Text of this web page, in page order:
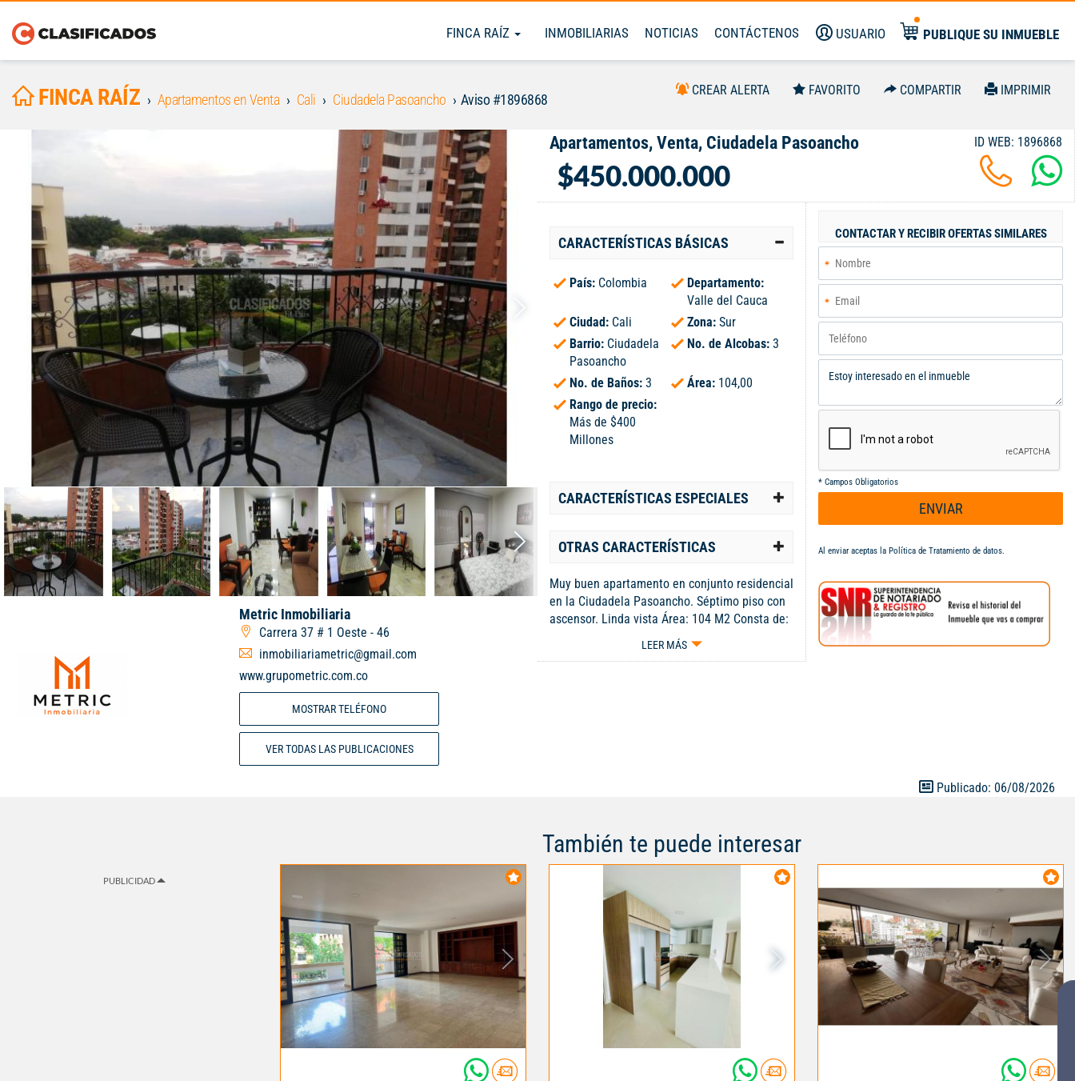
FINCA RAÍZ INMOBILIARIAS NOTICIAS CONTÁCTENOS USUARIO PUBLIQUE SU INMUEBLE
FINCA RAÍZ Apartamentos en Venta Cali Ciudadela Pasoancho Aviso #1896868
CREAR ALERTA FAVORITO COMPARTIR IMPRIMIR
Metric Inmobiliaria
Carrera 37 # 1 Oeste - 46
inmobiliariametric@gmail.com
www.grupometric.com.co
MOSTRAR TELÉFONO
VER TODAS LAS PUBLICACIONES
Apartamentos, Venta, Ciudadela Pasoancho
$450.000.000
ID WEB: 1896868
CARACTERÍSTICAS BÁSICAS
País: Colombia
Departamento:
Valle del Cauca
Ciudad: Cali Zona: Sur
Barrio: Ciudadela
Pasoancho
No. de Alcobas: 3
No. de Baños: 3 Área: 104,00
Rango de precio:
Más de $400
Millones
CARACTERÍSTICAS ESPECIALES
OTRAS CARACTERÍSTICAS
Muy buen apartamento en conjunto residencial
en la Ciudadela Pasoancho. Séptimo piso con
ascensor. Linda vista Área: 104 M2 Consta de:
Sala comedor, balcón, estudio amplio, baño
social, tres habitaciones, ppal con baño, cocina
LEER MÁS
CONTACTAR Y RECIBIR OFERTAS SIMILARES
* Campos Obligatorios
ENVIAR
Al enviar aceptas la Política de Tratamiento de datos.
Publicado: 06/08/2026
PUBLICIDAD
También te puede interesar